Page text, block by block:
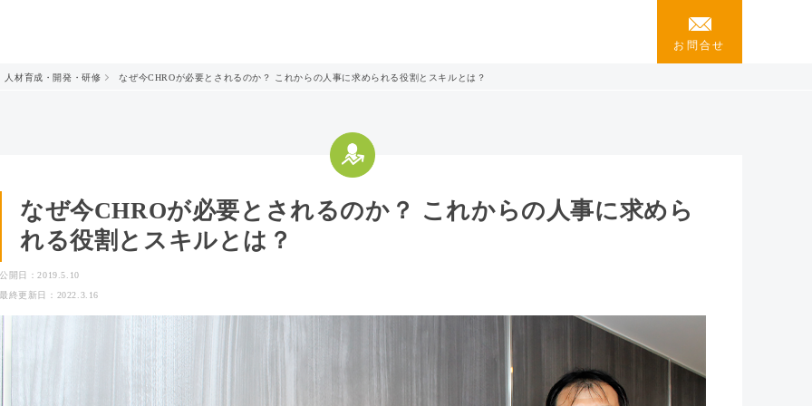
お問合せ
人材育成・開発・研修 なぜ今CHROが必要とされるのか？ これからの人事に求められる役割とスキルとは？
なぜ今CHROが必要とされるのか？ これからの人事に求めら
れる役割とスキルとは？
公開日：2019.5.10
最終更新日：2022.3.16